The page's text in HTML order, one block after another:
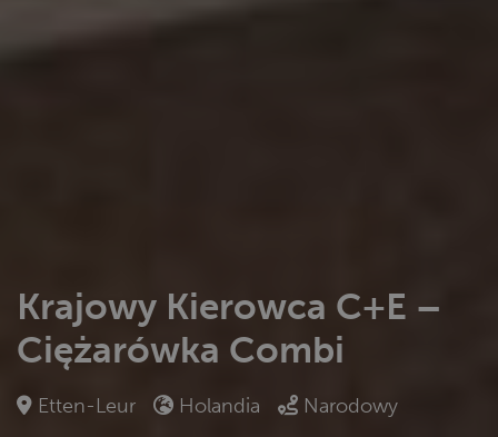
Krajowy Kierowca C+E –
Ciężarówka Combi
Etten-Leur Holandia
Narodowy